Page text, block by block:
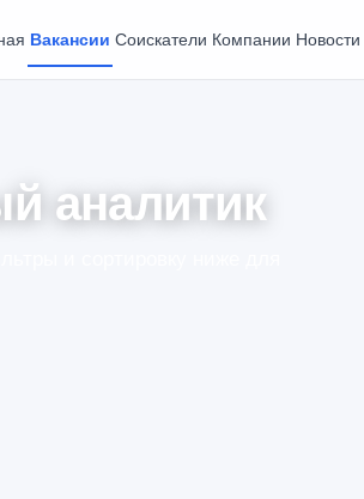
Вакансии Соискатели Компании Новости
аналитик